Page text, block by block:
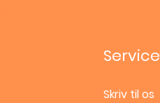
Service
Skriv til os